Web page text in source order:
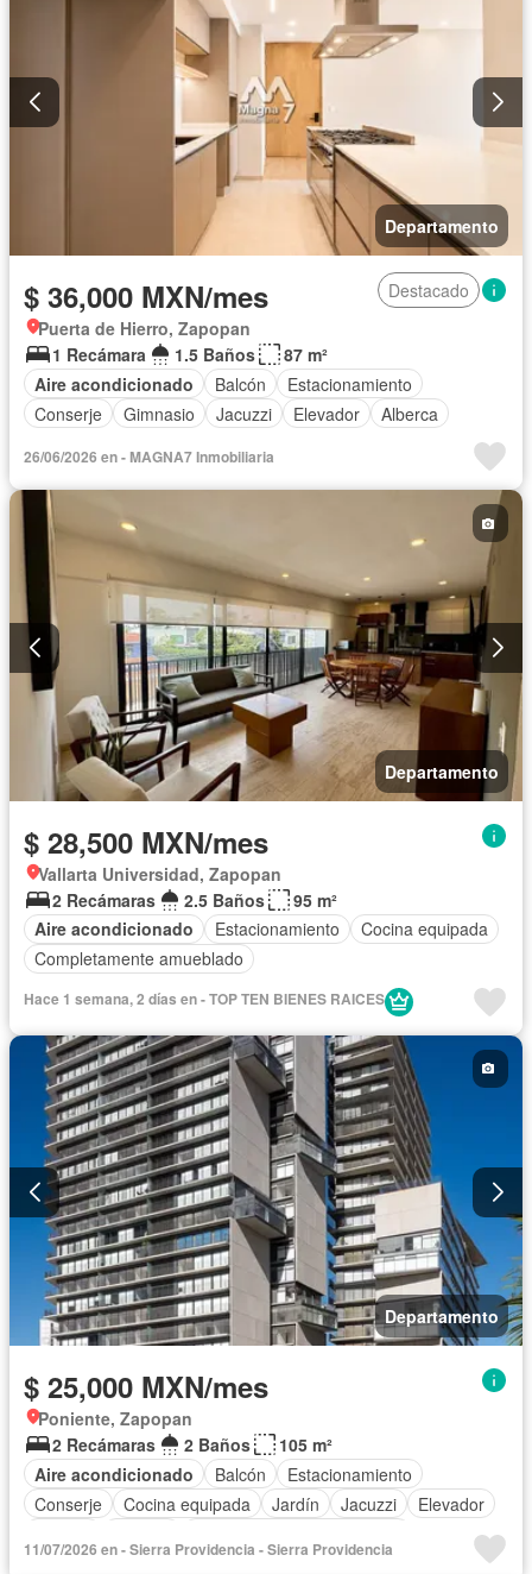
Departamento
$ 36,000 MXN/mes
Destacado
Puerta de Hierro, Zapopan
1 Recámara
1.5 Baños
87 m²
Aire acondicionado
Balcón
Estacionamiento
Conserje
Gimnasio Jacuzzi Elevador Alberca
26/06/2026 en - MAGNA7 Inmobiliaria
Departamento
$ 28,500 MXN/mes
Vallarta Universidad, Zapopan
2 Recámaras
2.5 Baños
95 m²
Aire acondicionado
Estacionamiento
Cocina equipada
Completamente amueblado
Hace 1 semana, 2 días en - TOP TEN BIENES RAICES
Departamento
$ 25,000 MXN/mes
Poniente, Zapopan
2 Recámaras
2 Baños
105 m²
Aire acondicionado
Balcón
Estacionamiento
Conserje
Cocina equipada Jardín Jacuzzi
Elevador
11/07/2026 en - Sierra Providencia - Sierra Providencia